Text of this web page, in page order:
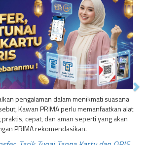
pengalaman dalam menikmati suasana
Kawan PRIMA perlu memanfaatkan alat
cepat, dan aman seperti yang akan
PRIMA rekomendasikan.